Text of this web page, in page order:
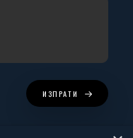
ИЗПРАТИ